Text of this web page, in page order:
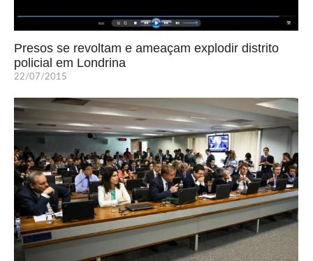
Presos se revoltam e ameaçam explodir distrito
policial em Londrina
22/07/2015